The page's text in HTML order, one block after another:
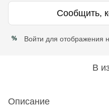
Сообщить,
% Войти для отображения
В
Описание